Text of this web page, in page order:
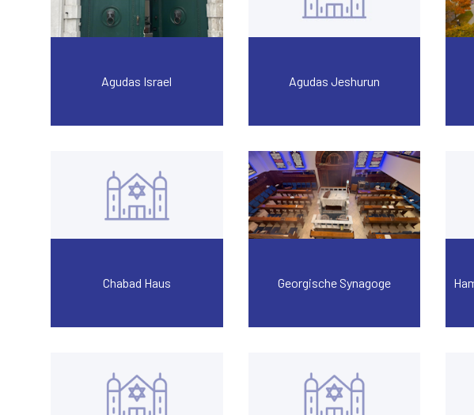
Agudas Israel Agudas Jeshurun
Chabad Haus Georgische Synagoge